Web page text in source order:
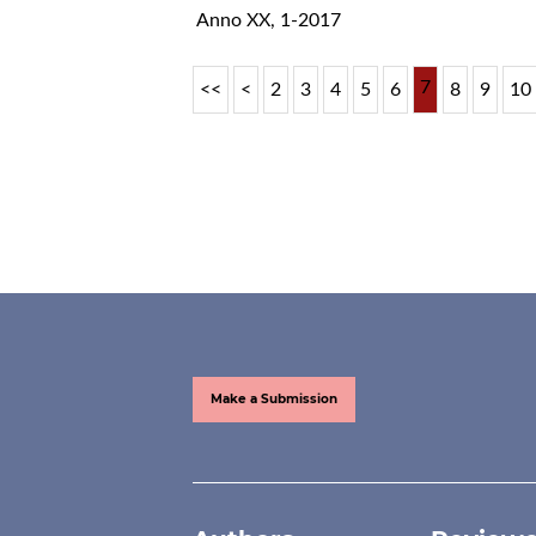
Anno XX, 1-2017
<< < 2 3 4 5 6 7 8 9 10
Make a Submission